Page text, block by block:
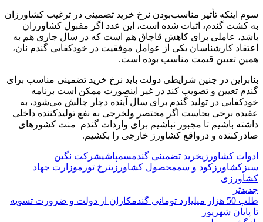
سوم اینکه تأثیر مناسب‌بودن نرخ خرید تضمینی در ترغیب کشاورزان
به کشت گندم، اثبات شده است، این عدد اگر مقبول کشاورزان
باشد، عاملی برای کاهش قاچاق هم است که در سال جاری هم به
اعتقاد کارشناسان یکی از عوامل موفقیت در خودکفایی گندم نان،
همین تعیین قیمت مناسب بوده است.
بنابراین در چنین شرایطی دولت باید نرخ خرید تضمینی مناسب‌ برای
گندم تعیین و ‌تصویب کند در غیر اینصورت ممکن است برنامه‌‌
خودکفایی در تولید گندم برای سال آینده دچار چالش می‌شود، به
عقیده برخی بجاست اگر مختصر ولخرجی به نفع تولید‌کننده داخلی
داشته‌ باشیم تا مجبور نباشیم برای واردات گندم ‌ منت کشورهای
صادرکننده و درواقع کشاورز خارجی را بکشیم.
ادوات کشاورزیخرید تضمینی گندمسمپاشیشرکت نگین
سبز کشاورز کود و سممحصول کشاورزینرخ تورموزارت جهاد
کشاورزی
جدیدتر
طلب 50 هزار میلیارد تومانی گندمکاران از دولت و ضرورت تسویه
تا پایان شهریور